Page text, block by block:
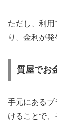
ただし、利
り、金利が発
質屋でお
手元にあるブ
けることで、